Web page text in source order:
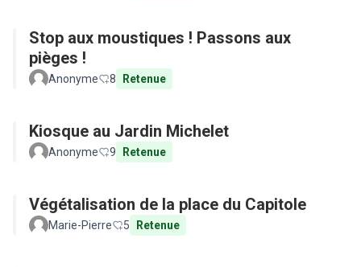
Stop aux moustiques ! Passons aux
pièges !
Anonyme 8 Retenue
Kiosque au Jardin Michelet
Anonyme 9 Retenue
Végétalisation de la place du Capitole
Marie-Pierre 5 Retenue